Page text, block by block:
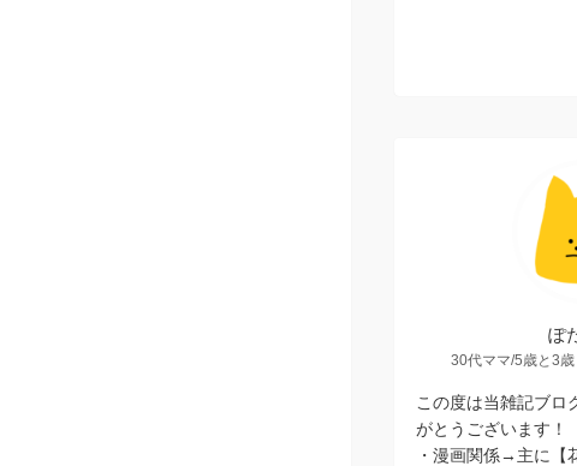
ぽ
30代ママ/5歳と3
この度は当雑記ブロ
がとうございます！
・漫画関係→主に【